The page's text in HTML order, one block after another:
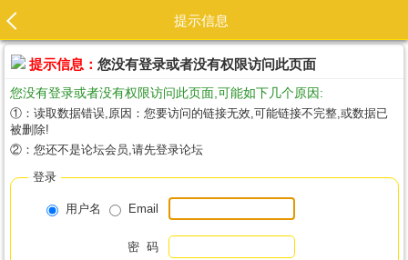
提示信息
提示信息： 您没有登录或者没有权限访问此页面
您没有登录或者没有权限访问此页面,可能如下几个原因:
①：读取数据错误,原因：您要访问的链接无效,可能链接不完整,或数据已
被删除!
②：您还不是论坛会员,请先登录论坛
登录
用户名 Email
密 码